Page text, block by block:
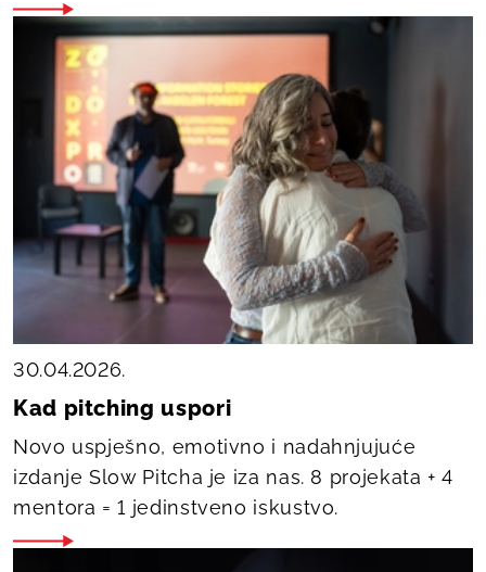
30.04.2026.
Kad pitching uspori
Novo uspješno, emotivno i nadahnjujuće
izdanje Slow Pitcha je iza nas. 8 projekata + 4
mentora = 1 jedinstveno iskustvo.